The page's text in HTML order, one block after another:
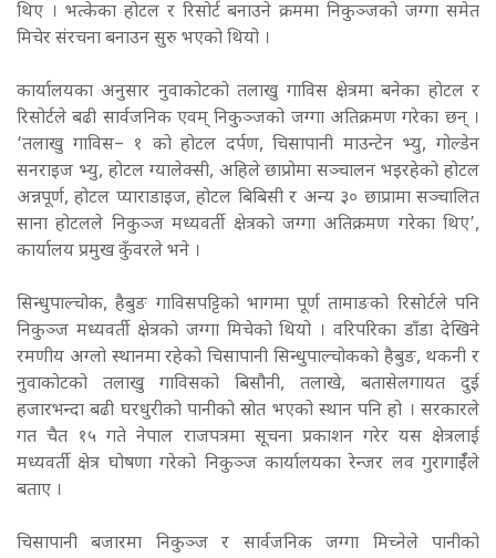
थिए । भत्केका होटल र रिसोर्ट बनाउने क्रममा निकुञ्जको जग्गा समेत
मिचेर संरचना बनाउन सुरु भएको थियो ।
कार्यालयका अनुसार नुवाकोटको तलाखु गाविस क्षेत्रमा बनेका होटल र
रिसोर्टले बढी सार्वजनिक एवम् निकुञ्जको जग्गा अतिक्रमण गरेका छन् ।
‘तलाखु गाविस– १ को होटल दर्पण, चिसापानी माउन्टेन भ्यु, गोल्डेन
सनराइज भ्यु, होटल ग्यालेक्सी, अहिले छाप्रोमा सञ्चालन भइरहेको होटल
अन्नपूर्ण, होटल प्याराडाइज, होटल बिबिसी र अन्य ३० छाप्रामा सञ्चालित
साना होटलले निकुञ्ज मध्यवर्ती क्षेत्रको जग्गा अतिक्रमण गरेका थिए’,
कार्यालय प्रमुख कुँवरले भने ।
सिन्धुपाल्चोक, हैबुङ गाविसपट्टिको भागमा पूर्ण तामाङको रिसोर्टले पनि
निकुञ्ज मध्यवर्ती क्षेत्रको जग्गा मिचेको थियो । वरिपरिका डाँडा देखिने
रमणीय अग्लो स्थानमा रहेको चिसापानी सिन्धुपाल्चोकको हैबुङ, थकनी र
नुवाकोटको तलाखु गाविसको बिसौनी, तलाखे, बतासेलगायत दुई
हजारभन्दा बढी घरधुरीको पानीको स्रोत भएको स्थान पनि हो । सरकारले
गत चैत १५ गते नेपाल राजपत्रमा सूचना प्रकाशन गरेर यस क्षेत्रलाई
मध्यवर्ती क्षेत्र घोषणा गरेको निकुञ्ज कार्यालयका रेन्जर लव गुरागाईँले
बताए ।
चिसापानी बजारमा निकुञ्ज र सार्वजनिक जग्गा मिच्नेले पानीको